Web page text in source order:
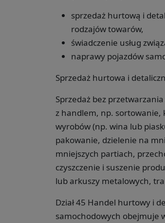
sprzedaż hurtową i
rodzajów towarów,
świadczenie usług
naprawy pojazdów
Sprzedaż hurtowa i
Sprzedaż bez
z handlem, np. sortowanie,
wyrobów (np. wina lub
pakowanie, dzielenie na
mniejszych partiach,
czyszczenie i suszenie
lub arkuszy metalowych,
Dział 45 Handel hurtowy i
samochodowych obejmuje